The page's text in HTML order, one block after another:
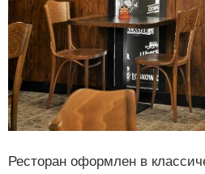
Ресторан оформлен в